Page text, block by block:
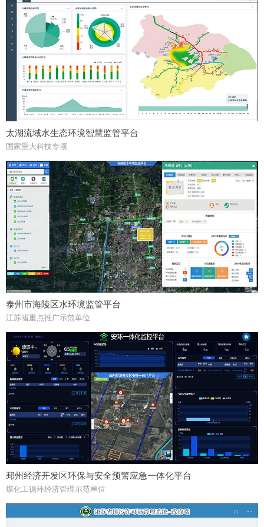
太湖流域水生态环境智慧监管平台
国家重大科技专项
泰州市海陵区水环境监管平台
江苏省重点推广示范单位
邳州经济开发区环保与安全预警应急一体化平台
煤化工循环经济管理示范单位